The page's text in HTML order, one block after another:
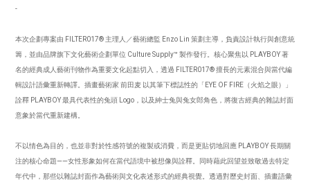
-
本次企劃專案由 FILTER017® 主理人／藝術總監 Enzo Lin 策劃主導，負責設計執行與創意統
籌，並由品牌旗下文化藝術企劃單位 Culture Supply™ 製作發行。核心聚焦以 PLAYBOY 著
名的經典成人藝術刊物作為重要文化起點切入，透過 FILTER017® 擅長的元素混合與當代編
輯設計語彙重新轉譯。插畫藝術家 前田麦 以其筆下標誌性的「EYE OF FIRE（火焰之眼）」
詮釋 PLAYBOY 最具代表性的兔頭 Logo，以及紳士兔與兔女郎角色，將復古經典的雜誌封面
意象於當代重新建構。
不以情色為目的，也並非對於性感符號的複製或消費，而是更貼切地回應 PLAYBOY 長期關
注的核心命題——女性形象如何在當代語境中被想像與詮釋。同時藉此回望並致敬過去特定
年代中，那些以雜誌封面作為藝術與文化表述形式的經典視覺。透過對歷史封面、插畫語彙